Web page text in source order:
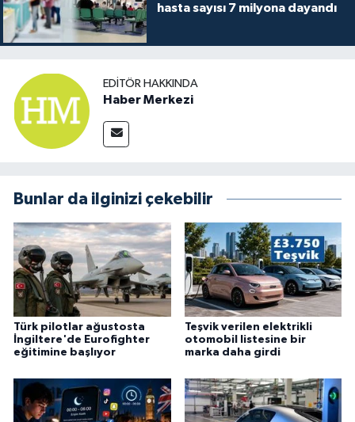
hasta sayısı 7 milyona dayandı
EDITÖR HAKKINDA
Haber Merkezi
Bunlar da ilginizi çekebilir
Türk pilotlar ağustosta
İngiltere'de Eurofighter
eğitimine başlıyor
Teşvik verilen elektrikli
otomobil listesine bir
marka daha girdi